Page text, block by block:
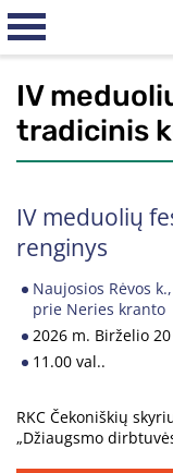
IV
tradicinis
IV meduolių
renginys
Naujosios Rėvos
prie Neries kranto
2026 m. Birželio 20
11.00 val..
RKC Čekoniškių
„Džiaugsmo